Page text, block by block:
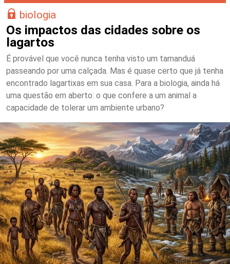
biologia
Os impactos das cidades sobre os
lagartos
É provável que você nunca tenha visto um tamanduá
passeando por uma calçada. Mas é quase certo que já tenha
encontrado lagartixas em sua casa. Para a biologia, ainda há
uma questão em aberto: o que confere a um animal a
capacidade de tolerar um ambiente urbano?